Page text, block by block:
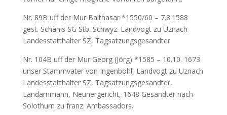
Nr. 89B uff der Mur Balthasar *1550/60 – 7.8.1588
gest. Schänis SG Stb. Schwyz. Landvogt zu Uznach
Landesstatthalter SZ, Tagsatzungsgesandter
Nr. 104B uff der Mur Georg (Jörg) *1585 – 10.10. 1673
unser Stammvater von Ingenbohl, Landvogt zu Uznach
Landesstatthalter SZ, Tagsatzungsgesandter,
Landammann, Neunergericht, 1648 Gesandter nach
Solothurn zu franz. Ambassadors.